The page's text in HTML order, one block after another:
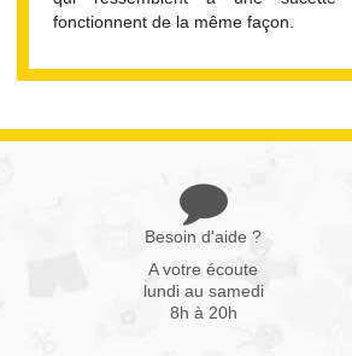
fonctionnent de la même façon.
Besoin d'aide ?
A votre écoute
lundi au samedi
8h à 20h